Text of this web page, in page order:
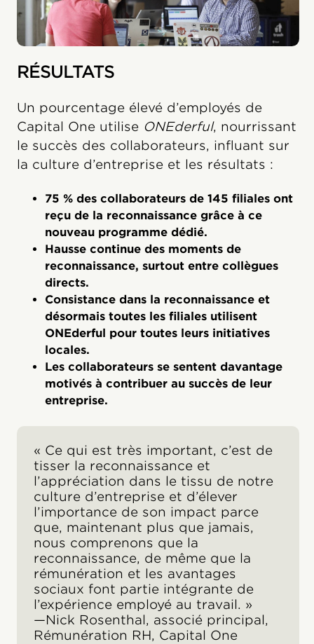
RÉSULTATS
Un pourcentage élevé d’employés de
Capital One utilise ONEderful, nourrissant
le succès des collaborateurs, influant sur
la culture d’entreprise et les résultats :
75 % des collaborateurs de 145 filiales ont
reçu de la reconnaissance grâce à ce
nouveau programme dédié.
Hausse continue des moments de
reconnaissance, surtout entre collègues
directs.
Consistance dans la reconnaissance et
désormais toutes les filiales utilisent
ONEderful pour toutes leurs initiatives
locales.
Les collaborateurs se sentent davantage
motivés à contribuer au succès de leur
entreprise.
« Ce qui est très important, c’est de
tisser la reconnaissance et
l’appréciation dans le tissu de notre
culture d’entreprise et d’élever
l’importance de son impact parce
que, maintenant plus que jamais,
nous comprenons que la
reconnaissance, de même que la
rémunération et les avantages
sociaux font partie intégrante de
l’expérience employé au travail. »
—Nick Rosenthal, associé principal,
Rémunération RH, Capital One